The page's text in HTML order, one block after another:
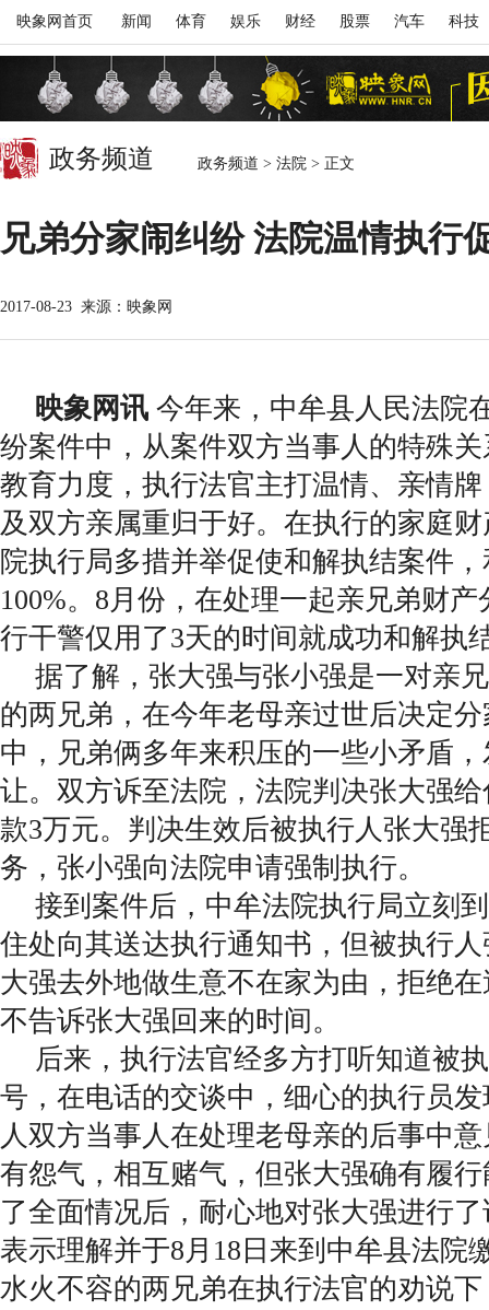
映象网首页 新闻 体育 娱乐 财经 股票 汽车 科技
政务频道 政务频道 > 法院 > 正文
兄弟分家闹纠纷 法院温情执行
2017-08-23 来源：映象网
映象网讯 今年来，中牟县人民法院
纷案件中，从案件双方当事人的特殊
教育力度，执行法官主打温情、亲情
及双方亲属重归于好。在执行的家庭
院执行局多措并举促使和解执结案件
100%。8月份，在处理一起亲兄弟财
行干警仅用了3天的时间就成功和解执
据了解，张大强与张小强是一对亲
的两兄弟，在今年老母亲过世后决定
中，兄弟俩多年来积压的一些小矛盾
让。双方诉至法院，法院判决张大强
款3万元。判决生效后被执行人张大强
务，张小强向法院申请强制执行。
接到案件后，中牟法院执行局立刻
住处向其送达执行通知书，但被执行
大强去外地做生意不在家为由，拒绝
不告诉张大强回来的时间。
后来，执行法官经多方打听知道被
号，在电话的交谈中，细心的执行员
人双方当事人在处理老母亲的后事中
有怨气，相互赌气，但张大强确有履
了全面情况后，耐心地对张大强进行
表示理解并于8月18日来到中牟县法院
水火不容的两兄弟在执行法官的劝说